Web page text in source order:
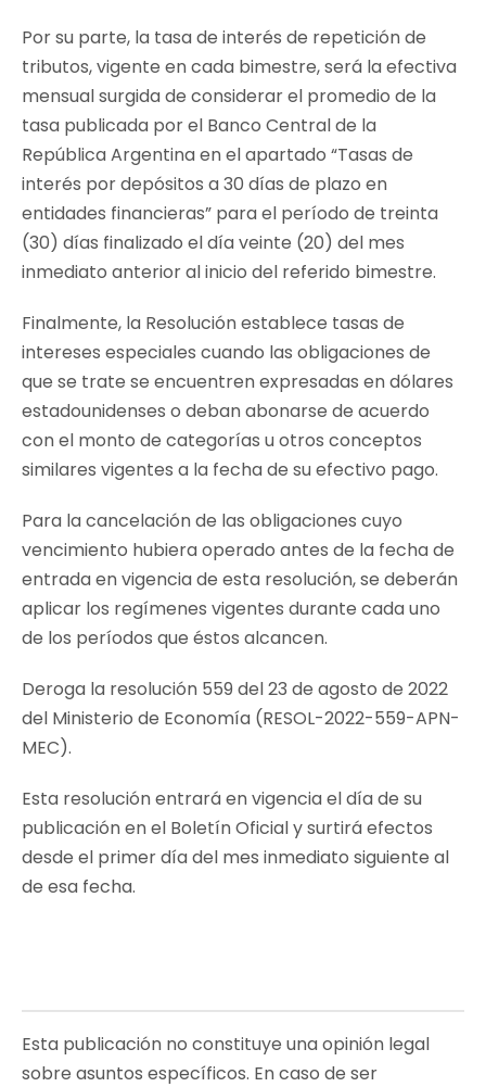
Por su parte, la tasa de interés de repetición de
tributos, vigente en cada bimestre, será la efectiva
mensual surgida de considerar el promedio de la
tasa publicada por el Banco Central de la
República Argentina en el apartado “Tasas de
interés por depósitos a 30 días de plazo en
entidades financieras” para el período de treinta
(30) días finalizado el día veinte (20) del mes
inmediato anterior al inicio del referido bimestre.
Finalmente, la Resolución establece tasas de
intereses especiales cuando las obligaciones de
que se trate se encuentren expresadas en dólares
estadounidenses o deban abonarse de acuerdo
con el monto de categorías u otros conceptos
similares vigentes a la fecha de su efectivo pago.
Para la cancelación de las obligaciones cuyo
vencimiento hubiera operado antes de la fecha de
entrada en vigencia de esta resolución, se deberán
aplicar los regímenes vigentes durante cada uno
de los períodos que éstos alcancen.
Deroga la resolución 559 del 23 de agosto de 2022
del Ministerio de Economía (RESOL-2022-559-APN-
MEC).
Esta resolución entrará en vigencia el día de su
publicación en el Boletín Oficial y surtirá efectos
desde el primer día del mes inmediato siguiente al
de esa fecha.
Esta publicación no constituye una opinión legal
sobre asuntos específicos. En caso de ser